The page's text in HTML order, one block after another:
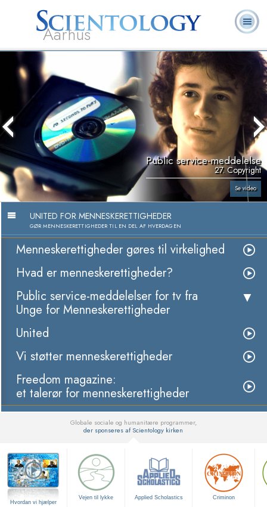
Aarhus
L. Ron
Ofte stillede
spørgsmål
Bøger
Public service-meddelelse
27. Copyright
Se video
UNITED FOR MENNESKERETTIGHEDER
GØR MENNESKERETTIGHEDER TIL EN DEL AF HVERDAGEN
Menneskerettigheder gøres til virkelighed
Hvad er menneskerettigheder?
Public service-meddelelser for tv fra
Unge for Menneskerettigheder
United
Vi støtter menneskerettigheder
Freedom magazine:
et talerør for menneskerettigheder
Globale sociale og humanitære programmer,
der sponseres af Scientology kirken
Hvordan vi hjælper
Vejen til lykke Applied Scholastics Criminon